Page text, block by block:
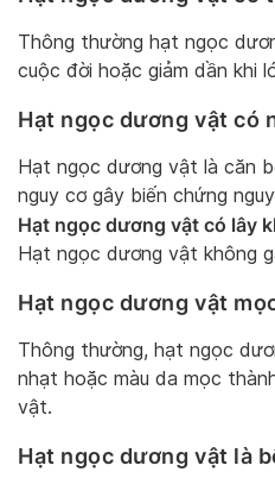
Thông thường hạt ngọc
cuộc đời hoặc giảm dần khi
Hạt ngọc dương vật có
Hạt ngọc dương vật là căn
nguy cơ gây biến chứng
Hạt ngọc dương vật có lây
Hạt ngọc dương vật không
Hạt ngọc dương vật
Thông thường, hạt ngọc
nhạt hoặc màu da mọc
vật.
Hạt ngọc dương vật là